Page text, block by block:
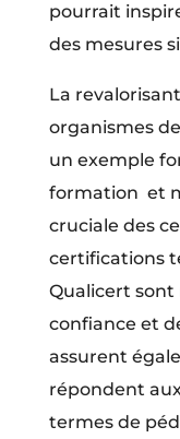
pourrait
des mesures
La
organismes
un exemple
formation et
cruciale des
certifications
Qualicert sont
confiance et
assurent
répondent
termes de